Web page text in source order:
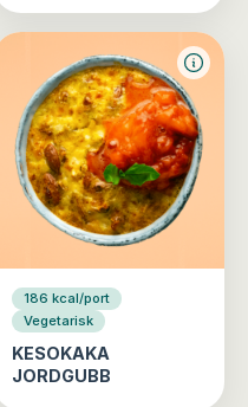
186 kcal/port
Vegetarisk
KESOKAKA
JORDGUBB